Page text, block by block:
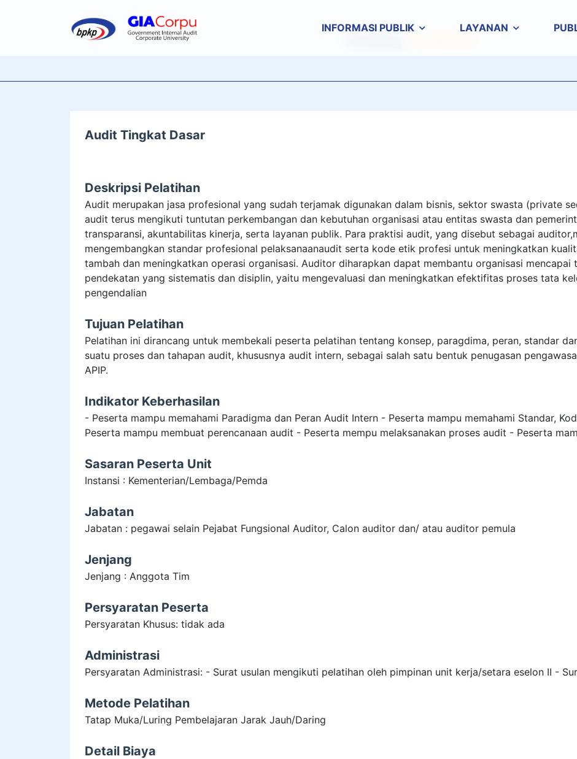
INFORMASI PUBLIK LAYANAN
Audit Tingkat Dasar
Deskripsi Pelatihan
Audit merupakan jasa profesional yang sudah terjamak digunakan dalam bisnis, sektor swasta (private
audit terus mengikuti tuntutan perkembangan dan kebutuhan organisasi atau entitas swasta dan
transparansi, akuntabilitas kinerja, serta layanan publik. Para praktisi audit, yang disebut sebagai
mengembangkan standar profesional pelaksanaanaudit serta kode etik profesi untuk meningkatkan
tambah dan meningkatkan operasi organisasi. Auditor diharapkan dapat membantu organisasi mencapai
pendekatan yang sistematis dan disiplin, yaitu mengevaluasi dan meningkatkan efektifitas proses tata
pengendalian
Tujuan Pelatihan
Pelatihan ini dirancang untuk membekali peserta pelatihan tentang konsep, paragdima, peran, standar
suatu proses dan tahapan audit, khususnya audit intern, sebagai salah satu bentuk penugasan
APIP.
Indikator Keberhasilan
- Peserta mampu memahami Paradigma dan Peran Audit Intern - Peserta mampu memahami Standar,
Peserta mampu membuat perencanaan audit - Peserta mempu melaksanakan proses audit - Peserta
Sasaran Peserta Unit
Instansi : Kementerian/Lembaga/Pemda
Jabatan
Jabatan : pegawai selain Pejabat Fungsional Auditor, Calon auditor dan/ atau auditor pemula
Jenjang
Jenjang : Anggota Tim
Persyaratan Peserta
Persyaratan Khusus: tidak ada
Administrasi
Persyaratan Administrasi: - Surat usulan mengikuti pelatihan oleh pimpinan unit kerja/setara eselon II -
Metode Pelatihan
Tatap Muka/Luring Pembelajaran Jarak Jauh/Daring
Detail Biaya